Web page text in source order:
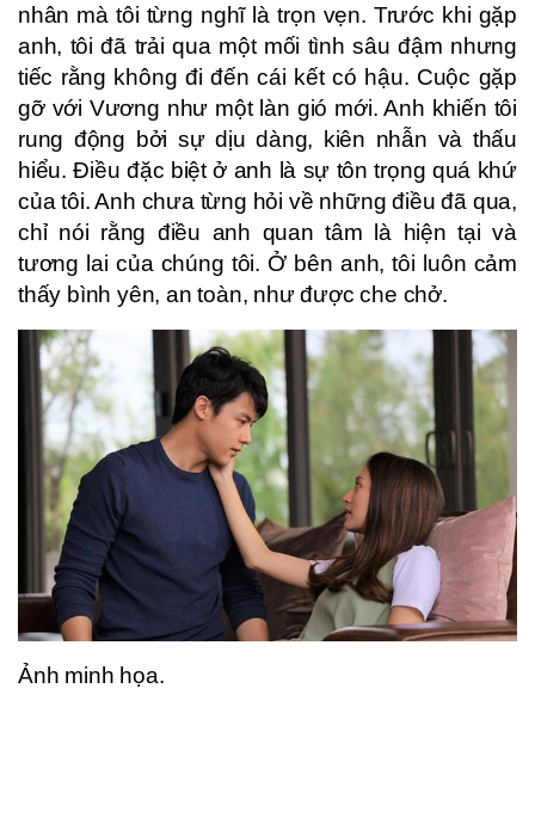
nhân mà tôi từng nghĩ là trọn vẹn. Trước khi gặp
anh, tôi đã trải qua một mối tình sâu đậm nhưng
tiếc rằng không đi đến cái kết có hậu. Cuộc gặp
gỡ với Vương như một làn gió mới. Anh khiến tôi
rung động bởi sự dịu dàng, kiên nhẫn và thấu
hiểu. Điều đặc biệt ở anh là sự tôn trọng quá khứ
của tôi. Anh chưa từng hỏi về những điều đã qua,
chỉ nói rằng điều anh quan tâm là hiện tại và
tương lai của chúng tôi. Ở bên anh, tôi luôn cảm
thấy bình yên, an toàn, như được che chở.
Ảnh minh họa.